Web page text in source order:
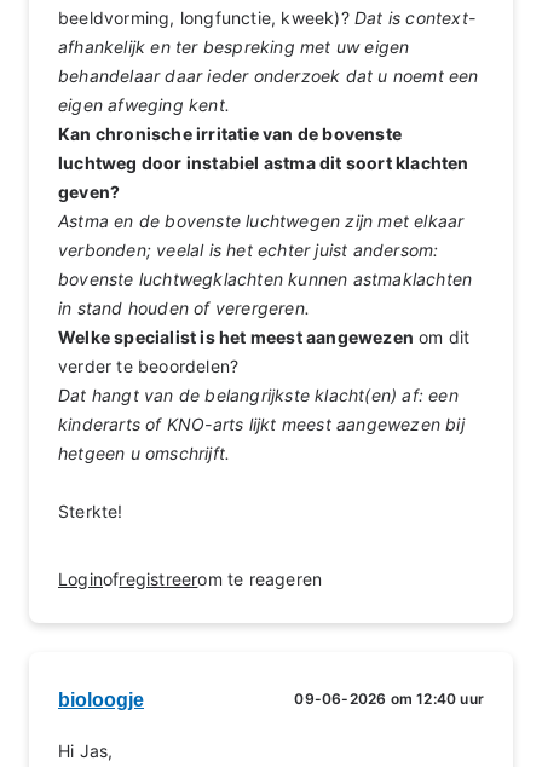
beeldvorming, longfunctie, kweek)? Dat is context-
afhankelijk en ter bespreking met uw eigen
behandelaar daar ieder onderzoek dat u noemt een
eigen afweging kent.
Kan chronische irritatie van de bovenste
luchtweg door instabiel astma dit soort klachten
geven?
Astma en de bovenste luchtwegen zijn met elkaar
verbonden; veelal is het echter juist andersom:
bovenste luchtwegklachten kunnen astmaklachten
in stand houden of verergeren.
Welke specialist is het meest aangewezen om dit
verder te beoordelen?
Dat hangt van de belangrijkste klacht(en) af: een
kinderarts of KNO-arts lijkt meest aangewezen bij
hetgeen u omschrijft.
Sterkte!
Loginofregistreerom te reageren
bioloogje 09-06-2026 om 12:40 uur
Hi Jas,